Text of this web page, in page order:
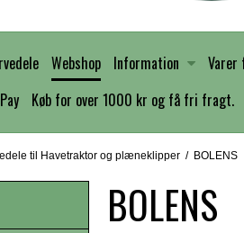
Webshop Information Varer
Køb for over 1000 kr og få fri fragt.
til Havetraktor og plæneklipper / BOLENS
BOLENS